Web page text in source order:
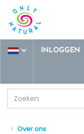
INLOGGEN
Over ons